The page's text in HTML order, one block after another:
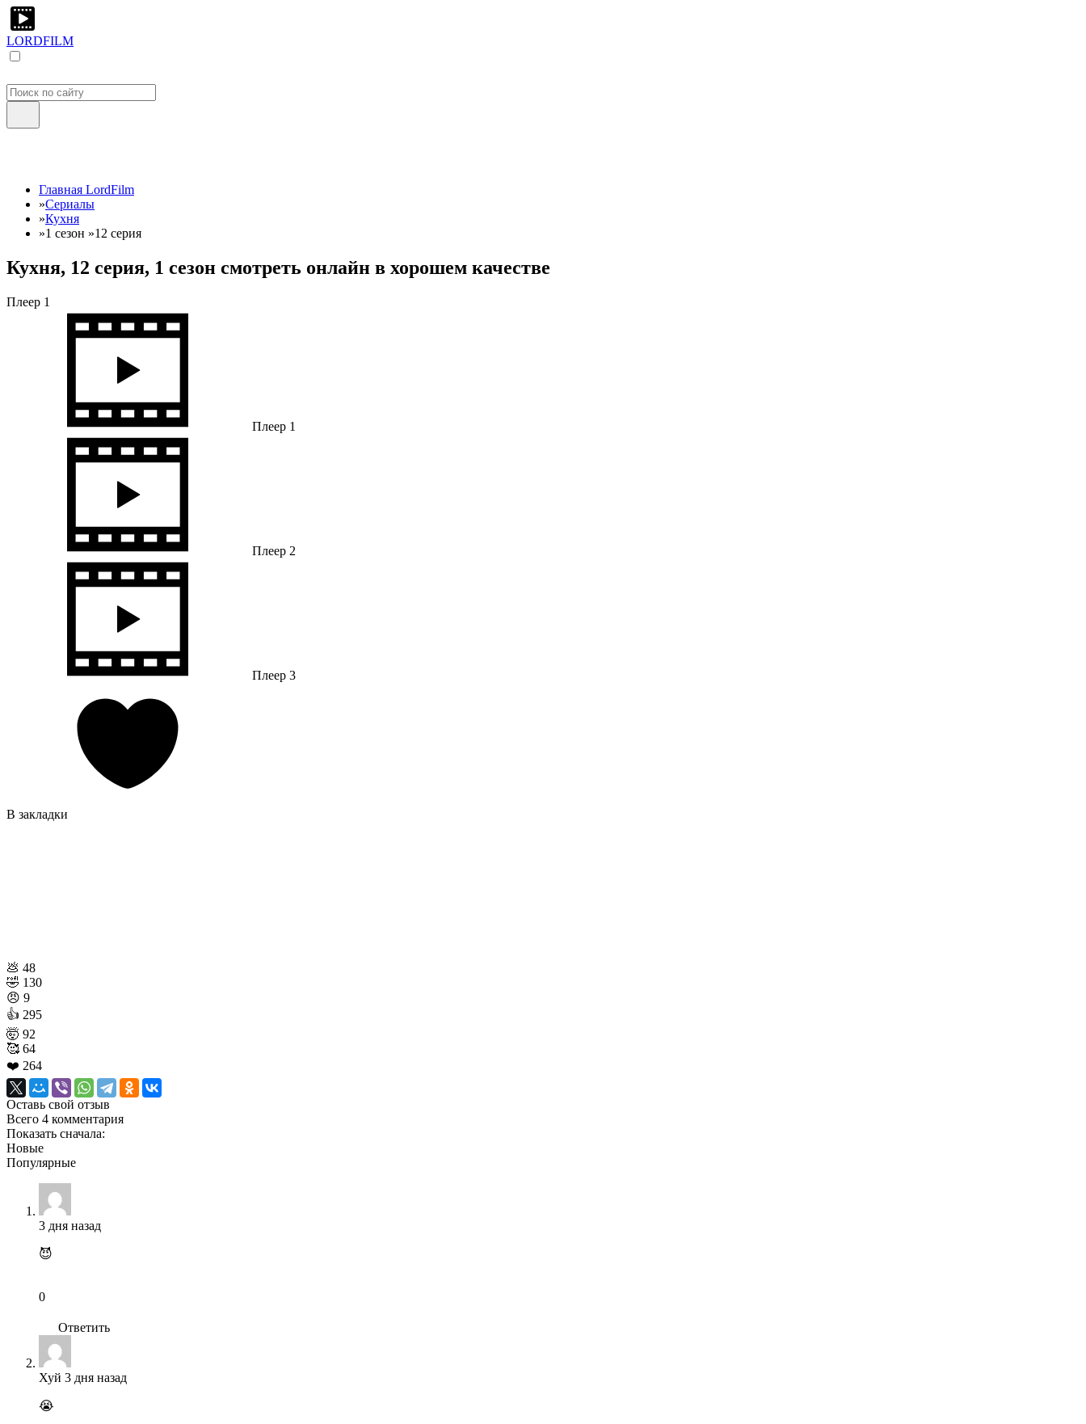
LORDFILM
Главная LordFilm
»Сериалы
»Кухня
»1 сезон »12 серия
Кухня, 12 серия, 1 сезон смотреть онлайн в хорошем качестве
Плеер 1
Плеер 1
Плеер 2
Плеер 3
В закладки
💩 48
🤣 130
😠 9
👍 295
🤯 92
🥰 64
❤️ 264
Оставь свой отзыв
Всего 4 комментария
Показать сначала:
Новые
Популярные
3 дня назад
😈
0
Ответить
Хуй 3 дня назад
😭